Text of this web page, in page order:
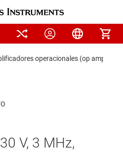
operacionales (op amps)
V, 3 MHz,